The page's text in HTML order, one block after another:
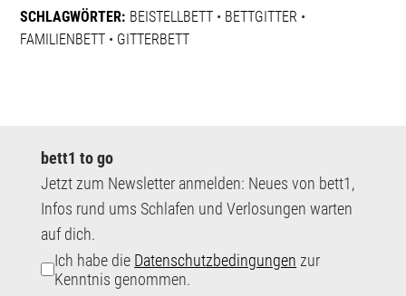
SCHLAGWÖRTER: BEISTELLBETT • BETTGITTER •
FAMILIENBETT • GITTERBETT
bett1 to go
Jetzt zum Newsletter anmelden: Neues von bett1,
Infos rund ums Schlafen und Verlosungen warten
auf dich.
Ich habe die Datenschutzbedingungen zur
Kenntnis genommen.